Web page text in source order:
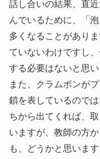
話し合いの結果、直
んでいるために、「
多くなることがあり
ていないわけですし
する必要はないと思い
また、クラムボンが
鎖を表しているので
ちから出てくれば、
いますが、教師の方
も、どうかと思いま